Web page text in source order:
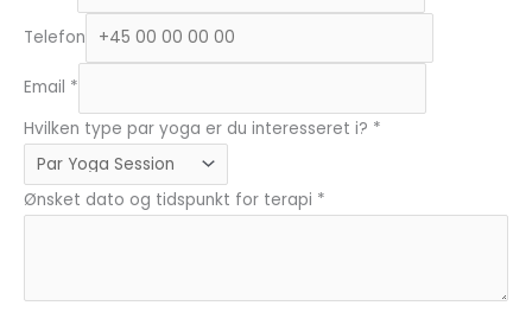
Telefon
Email *
Hvilken type par yoga er du interesseret i? *
Ønsket dato og tidspunkt for terapi *